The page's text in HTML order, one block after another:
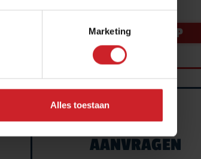
Marketing
Alles toestaan
NAAR WEBSHOP
PROEFLES
AANVRAGEN